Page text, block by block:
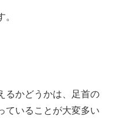
るかどうかは、足首の
ていることが大変多い